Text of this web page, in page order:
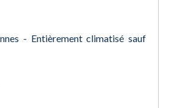
- Entièrement climatisé sauf